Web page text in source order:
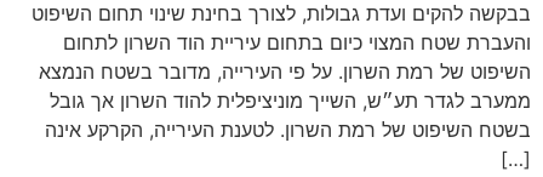
בבקשה להקים ועדת גבולות, לצורך בחינת שינוי תחום השיפוט
והעברת שטח המצוי כיום בתחום עיריית הוד השרון לתחום
השיפוט של רמת השרון. על פי העירייה, מדובר בשטח הנמצא
ממערב לגדר תע״ש, השייך מוניציפלית להוד השרון אך גובל
בשטח השיפוט של רמת השרון. לטענת העירייה, הקרקע אינה
[…]